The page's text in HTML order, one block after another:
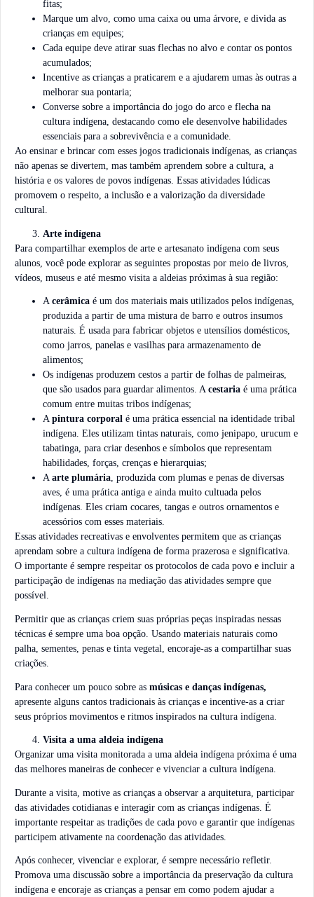
fitas;
Marque um alvo, como uma caixa ou uma árvore, e divida as
crianças em equipes;
Cada equipe deve atirar suas flechas no alvo e contar os pontos
acumulados;
Incentive as crianças a praticarem e a ajudarem umas às outras a
melhorar sua pontaria;
Converse sobre a importância do jogo do arco e flecha na
cultura indígena, destacando como ele desenvolve habilidades
essenciais para a sobrevivência e a comunidade.
Ao ensinar e brincar com esses jogos tradicionais indígenas, as crianças
não apenas se divertem, mas também aprendem sobre a cultura, a
história e os valores de povos indígenas. Essas atividades lúdicas
promovem o respeito, a inclusão e a valorização da diversidade
cultural.
Arte indígena
Para compartilhar exemplos de arte e artesanato indígena com seus
alunos, você pode explorar as seguintes propostas por meio de livros,
vídeos, museus e até mesmo visita a aldeias próximas à sua região:
A cerâmica é um dos materiais mais utilizados pelos indígenas,
produzida a partir de uma mistura de barro e outros insumos
naturais. É usada para fabricar objetos e utensílios domésticos,
como jarros, panelas e vasilhas para armazenamento de
alimentos;
Os indígenas produzem cestos a partir de folhas de palmeiras,
que são usados para guardar alimentos. A cestaria é uma prática
comum entre muitas tribos indígenas;
A pintura corporal é uma prática essencial na identidade tribal
indígena. Eles utilizam tintas naturais, como jenipapo, urucum e
tabatinga, para criar desenhos e símbolos que representam
habilidades, forças, crenças e hierarquias;
A arte plumária, produzida com plumas e penas de diversas
aves, é uma prática antiga e ainda muito cultuada pelos
indígenas. Eles criam cocares, tangas e outros ornamentos e
acessórios com esses materiais.
Essas atividades recreativas e envolventes permitem que as crianças
aprendam sobre a cultura indígena de forma prazerosa e significativa.
O importante é sempre respeitar os protocolos de cada povo e incluir a
participação de indígenas na mediação das atividades sempre que
possível.
Permitir que as crianças criem suas próprias peças inspiradas nessas
técnicas é sempre uma boa opção. Usando materiais naturais como
palha, sementes, penas e tinta vegetal, encoraje-as a compartilhar suas
criações.
Para conhecer um pouco sobre as músicas e danças indígenas,
apresente alguns cantos tradicionais às crianças e incentive-as a criar
seus próprios movimentos e ritmos inspirados na cultura indígena.
Visita a uma aldeia indígena
Organizar uma visita monitorada a uma aldeia indígena próxima é uma
das melhores maneiras de conhecer e vivenciar a cultura indígena.
Durante a visita, motive as crianças a observar a arquitetura, participar
das atividades cotidianas e interagir com as crianças indígenas. É
importante respeitar as tradições de cada povo e garantir que indígenas
participem ativamente na coordenação das atividades.
Após conhecer, vivenciar e explorar, é sempre necessário refletir.
Promova uma discussão sobre a importância da preservação da cultura
indígena e encoraje as crianças a pensar em como podem ajudar a